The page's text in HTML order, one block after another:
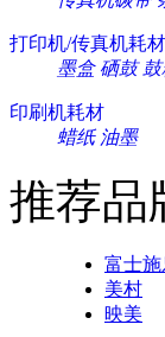
打印机/传真机耗材
墨盒 硒鼓
印刷机耗材
蜡纸 油墨
推荐品
富士施
美村
映美